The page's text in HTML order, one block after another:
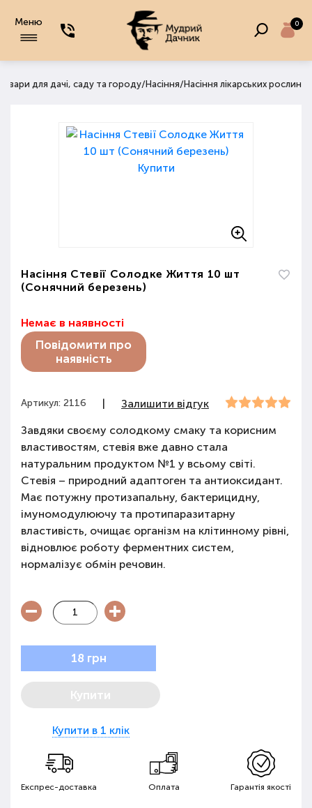
Меню 0
для дачі, саду та городу/ Насіння/ Насіння лікарських рослин
Насіння Стевії Солодке Життя 10 шт
(Сонячний березень)
Немає в наявності
Повідомити про
наявність
Артикул: 2116 |
Залишити відгук
Завдяки своєму солодкому смаку та корисним
властивостям, стевія вже давно стала
натуральним продуктом №1 у всьому світі.
Стевія – природний адаптоген та антиоксидант.
Має потужну протизапальну, бактерицидну,
імуномодулюючу та протипаразитарну
властивість, очищає організм на клітинному рівні,
відновлює роботу ферментних систем,
нормалізує обмін речовин.
18 грн
Купити
Купити в 1 клік
Експрес-доставка Оплата Гарантія якості